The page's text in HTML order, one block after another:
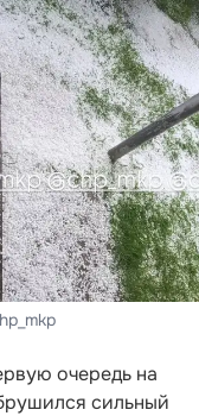
очередь на
сильный